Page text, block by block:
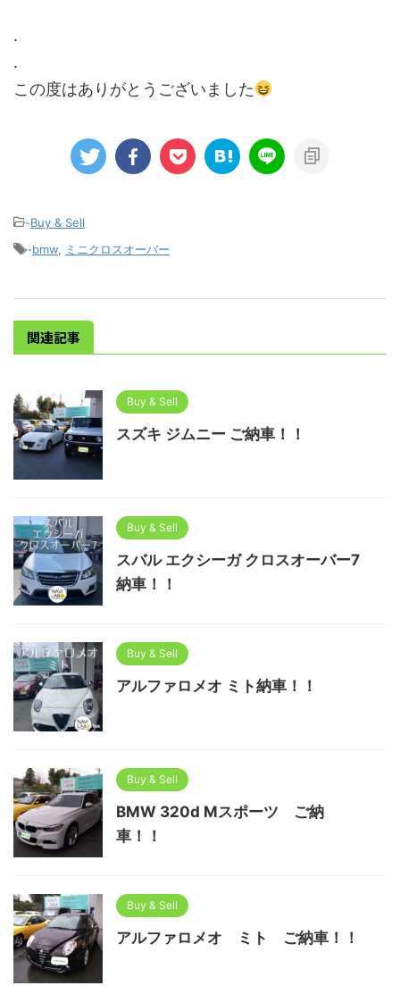
.
.
この度はありがとうございました
-Buy & Sell
-bmw ミニクロスオーバー
関連記事
Buy & Sell
スズキ ジムニー ご納車！！
Buy & Sell
スバル エクシーガ クロスオーバー7
納車！！
Buy & Sell
アルファロメオ ミト納車！！
Buy & Sell
BMW 320d Mスポーツ ご納
車！！
Buy & Sell
アルファロメオ ミト ご納車！！